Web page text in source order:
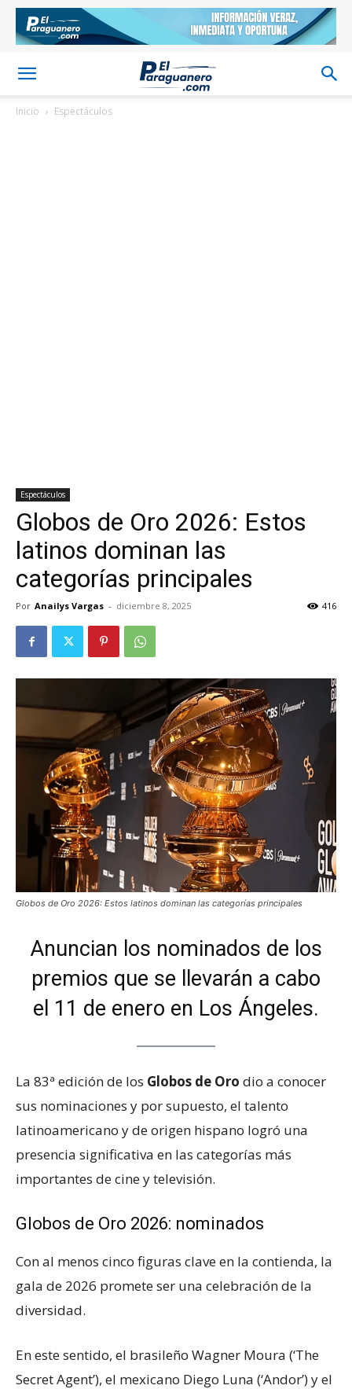
Inicio Espectáculos
Espectáculos
Globos de Oro 2026: Estos
latinos dominan las
categorías principales
Por Anailys Vargas - diciembre 8, 2025 416
Globos de Oro 2026: Estos latinos dominan las categorías principales
Anuncian los nominados de los
premios que se llevarán a cabo
el 11 de enero en Los Ángeles.
La 83ª edición de los Globos de Oro dio a conocer
sus nominaciones y por supuesto, el talento
latinoamericano y de origen hispano logró una
presencia significativa en las categorías más
importantes de cine y televisión.
Globos de Oro 2026: nominados
Con al menos cinco figuras clave en la contienda, la
gala de 2026 promete ser una celebración de la
diversidad.
En este sentido, el brasileño Wagner Moura (‘The
Secret Agent’), el mexicano Diego Luna (‘Andor’) y el